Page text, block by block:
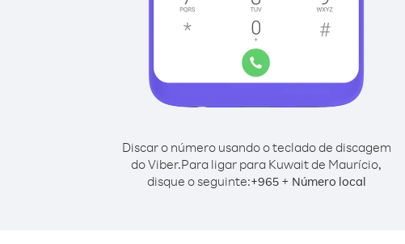
Discar o número usando o teclado de discagem
do Viber.Para ligar para Kuwait de Maurício,
disque o seguinte:+965+ Número local